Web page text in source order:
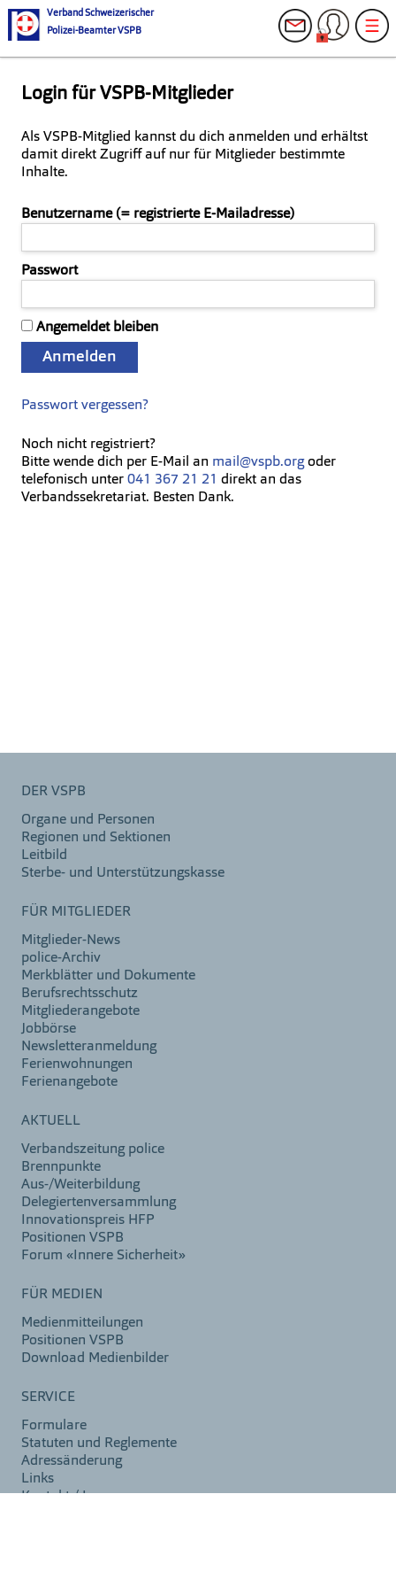
Verband Schweizerischer
Polizei-Beamter VSPB
Login für VSPB-Mitglieder
Als VSPB-Mitglied kannst du dich anmelden und erhältst
damit direkt Zugriff auf nur für Mitglieder bestimmte
Inhalte.
Benutzername (= registrierte E-Mailadresse)
Passwort
Angemeldet bleiben
Anmelden
Passwort vergessen?
Noch nicht registriert?
Bitte wende dich per E-Mail an mail@vspb.orgoder
telefonisch unter 041 367 21 21 direkt an das
Verbandssekretariat. Besten Dank.
DER VSPB
Organe und Personen
Regionen und Sektionen
Leitbild
Sterbe- und Unterstützungskasse
FÜR MITGLIEDER
Mitglieder-News
police-Archiv
Merkblätter und Dokumente
Berufsrechtsschutz
Mitgliederangebote
Jobbörse
Newsletteranmeldung
Ferienwohnungen
Ferienangebote
AKTUELL
Verbandszeitung police
Brennpunkte
Aus-/Weiterbildung
Delegiertenversammlung
Innovationspreis HFP
Positionen VSPB
Forum «Innere Sicherheit»
FÜR MEDIEN
Medienmitteilungen
Positionen VSPB
Download Medienbilder
SERVICE
Formulare
Statuten und Reglemente
Adressänderung
Links
Kontakt / Impressum